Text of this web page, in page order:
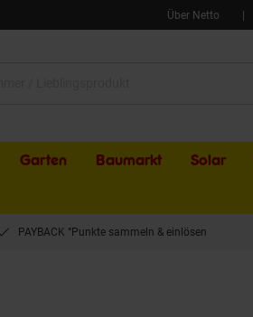
Über Netto
Garten Baumarkt Solar
PAYBACK °Punkte sammeln & einlösen